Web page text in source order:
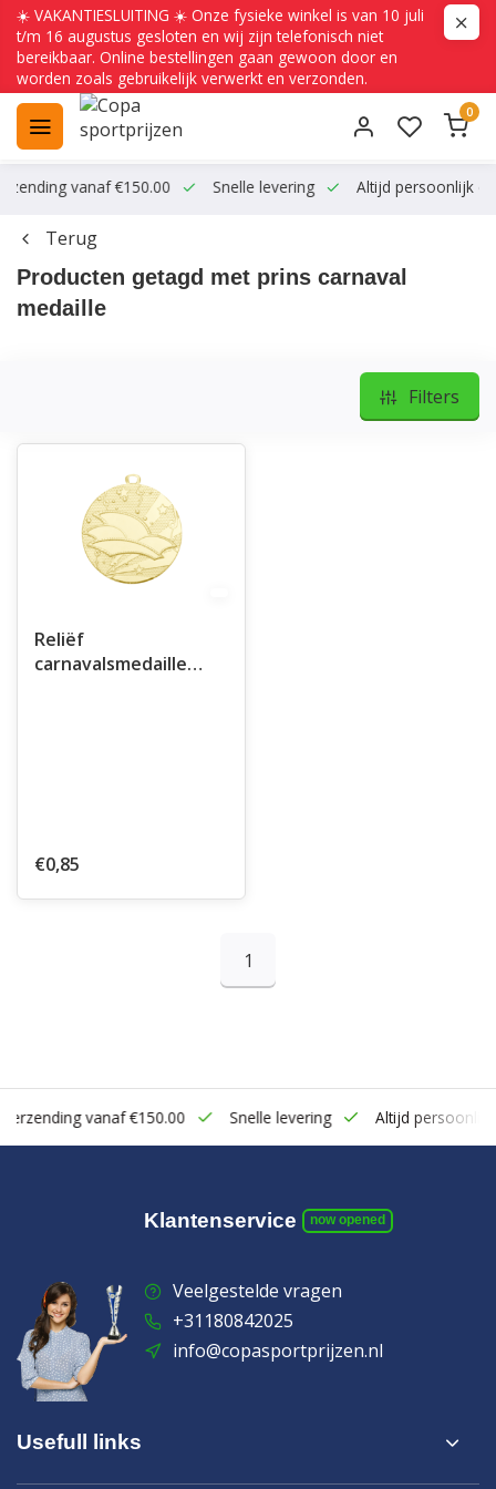
☀️ VAKANTIESLUITING ☀️ Onze fysieke winkel is van 10 juli
t/m 16 augustus gesloten en wij zijn telefonisch niet
bereikbaar. Online bestellingen gaan gewoon door en
worden zoals gebruikelijk verwerkt en verzonden.
0
vanaf €150.00 Snelle levering Altijd persoonlijk
Terug
Producten getagd met prins carnaval
medaille
Filters
Reliëf
carnavalsmedaille
€0,85
1
vanaf €150.00 Snelle levering Altijd persoonlijk
Klantenservice now opened
Veelgestelde vragen
+31180842025
info@copasportprijzen.nl
Usefull links